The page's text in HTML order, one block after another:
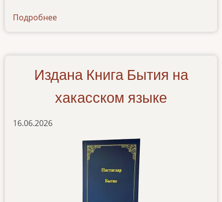
Подробнее
nogajskom-
Издана Книга Бытия на
хакасском языке
16.06.2026